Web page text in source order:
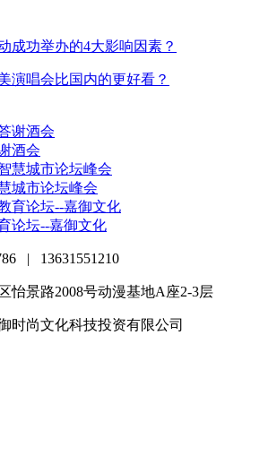
成功举办的4大影响因素？
演唱会比国内的更好看？
酒会
城市论坛峰会
论坛--嘉御文化
| 13631551210
怡景路2008号动漫基地A座2-3层
时尚文化科技投资有限公司